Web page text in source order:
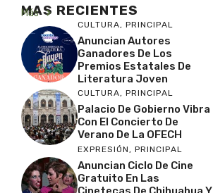
MAS RECIENTES
Más
CULTURA, PRINCIPAL
Anuncian Autores
Ganadores De Los
Premios Estatales De
Literatura Joven
CULTURA, PRINCIPAL
Palacio De Gobierno Vibra
Con El Concierto De
Verano De La OFECH
EXPRESIÓN , PRINCIPAL
Anuncian Ciclo De Cine
Gratuito En Las